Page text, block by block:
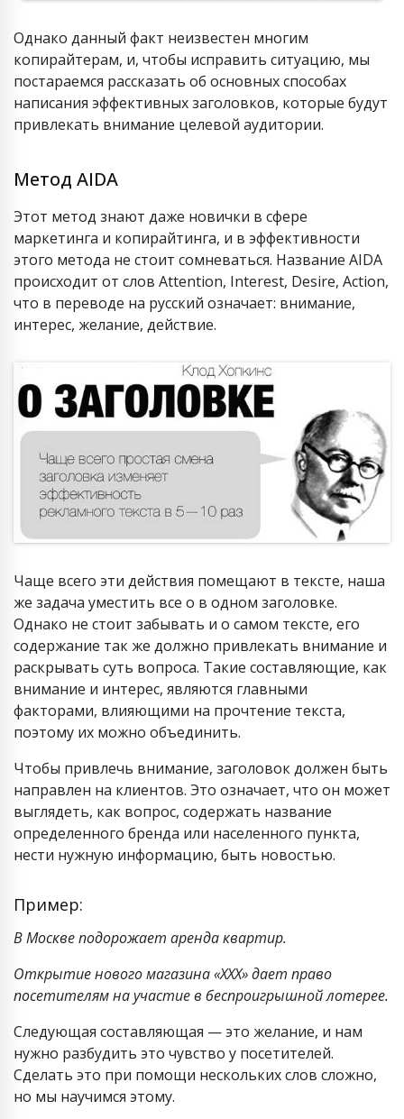
Однако данный факт неизвестен многим
копирайтерам, и, чтобы исправить ситуацию, мы
постараемся рассказать об основных способах
написания эффективных заголовков, которые будут
привлекать внимание целевой аудитории.
Метод AIDA
Этот метод знают даже новички в сфере
маркетинга и копирайтинга, и в эффективности
этого метода не стоит сомневаться. Название AIDA
происходит от слов Attention, Interest, Desire, Action,
что в переводе на русский означает: внимание,
интерес, желание, действие.
Чаще всего эти действия помещают в тексте, наша
же задача уместить все о в одном заголовке.
Однако не стоит забывать и о самом тексте, его
содержание так же должно привлекать внимание и
раскрывать суть вопроса. Такие составляющие, как
внимание и интерес, являются главными
факторами, влияющими на прочтение текста,
поэтому их можно объединить.
Чтобы привлечь внимание, заголовок должен быть
направлен на клиентов. Это означает, что он может
выглядеть, как вопрос, содержать название
определенного бренда или населенного пункта,
нести нужную информацию, быть новостью.
Пример:
В Москве подорожает аренда квартир.
Открытие нового магазина «ХХХ» дает право
посетителям на участие в беспроигрышной лотерее.
Следующая составляющая — это желание, и нам
нужно разбудить это чувство у посетителей.
Сделать это при помощи нескольких слов сложно,
но мы научимся этому.